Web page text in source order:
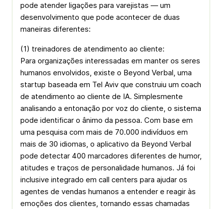
pode atender ligações para varejistas — um
desenvolvimento que pode acontecer de duas
maneiras diferentes:
(1) treinadores de atendimento ao cliente:
Para organizações interessadas em manter os seres
humanos envolvidos, existe o Beyond Verbal, uma
startup baseada em Tel Aviv que construiu um coach
de atendimento ao cliente de IA. Simplesmente
analisando a entonação por voz do cliente, o sistema
pode identificar o ânimo da pessoa. Com base em
uma pesquisa com mais de 70.000 indivíduos em
mais de 30 idiomas, o aplicativo da Beyond Verbal
pode detectar 400 marcadores diferentes de humor,
atitudes e traços de personalidade humanos. Já foi
inclusive integrado em call centers para ajudar os
agentes de vendas humanos a entender e reagir às
emoções dos clientes, tornando essas chamadas